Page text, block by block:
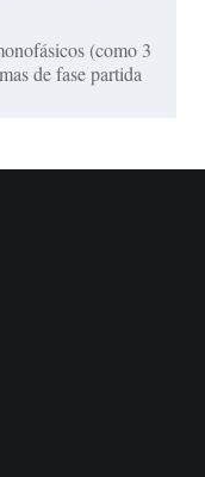
(como 3
de fase partida